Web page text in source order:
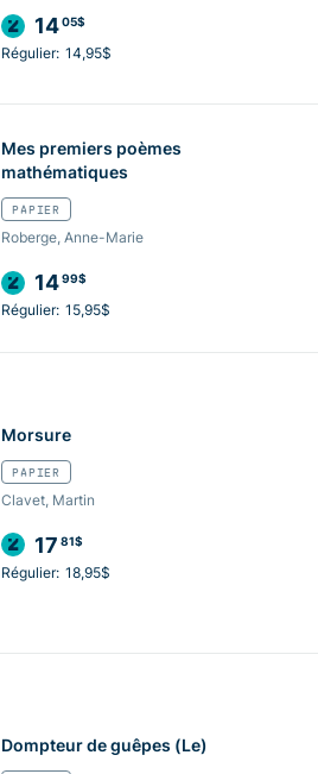
1405$
Régulier: 14,95$
Mes premiers poèmes
mathématiques
PAPIER
Roberge, Anne-Marie
1499$
Régulier: 15,95$
Morsure
PAPIER
Clavet, Martin
17 81$
Régulier: 18,95$
Dompteur de guêpes (Le)